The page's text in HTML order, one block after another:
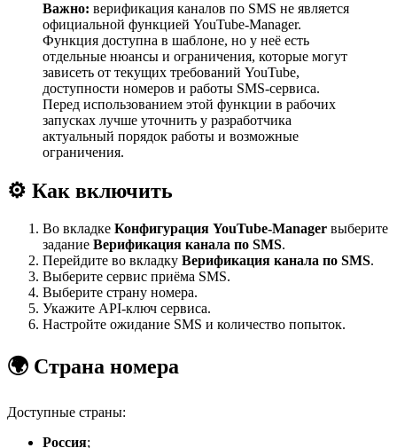
Важно: верификация каналов по SMS не является
официальной функцией YouTube-Manager.
Функция доступна в шаблоне, но у неё есть
отдельные нюансы и ограничения, которые могут
зависеть от текущих требований YouTube,
доступности номеров и работы SMS-сервиса.
Перед использованием этой функции в рабочих
запусках лучше уточнить у разработчика
актуальный порядок работы и возможные
ограничения.
⚙️ Как включить
Во вкладке Конфигурация YouTube-Manager выберите
задание Верификация канала по SMS.
Перейдите во вкладку Верификация канала по SMS.
Выберите сервис приёма SMS.
Выберите страну номера.
Укажите API-ключ сервиса.
Настройте ожидание SMS и количество попыток.
🌍 Страна номера
Доступные страны:
Россия;